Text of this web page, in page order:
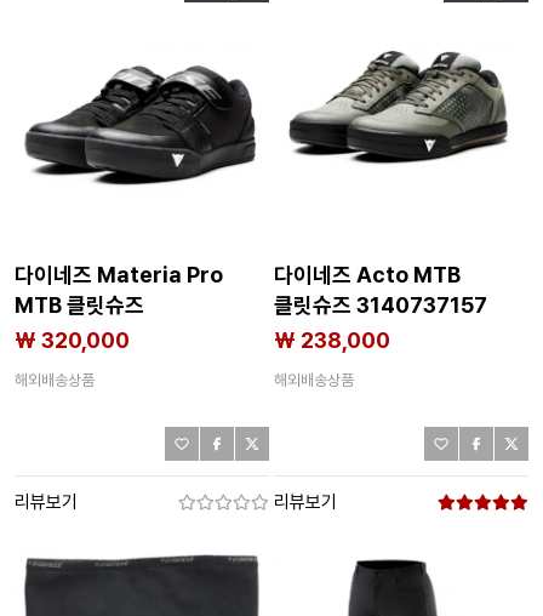
다이네즈 Materia Pro
MTB 클릿슈즈
3140737203
₩ 320,000
해외배송상품
리뷰보기
다이네즈 Acto MTB
클릿슈즈 3140737157
₩ 238,000
해외배송상품
리뷰보기